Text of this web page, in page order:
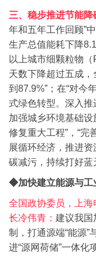
三、稳步推进节能降
年和五年工作回顾”
生产总值能耗下降
以上城市细颗粒物
天数下降超过五成
到87.9%”；在“对今
式绿色转型。深入推
加强城乡环境基础
修复重大工程”，“
展循环经济，推进
碳减污，持续打好蓝
◆加快建立能源与工
全国政协委员，上
长冷伟青： 建议我国
制，打通源端“能源”
进“源网荷储”一体化